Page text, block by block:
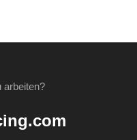
arbeiten?